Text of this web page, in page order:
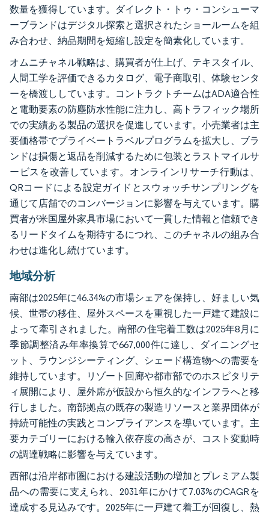
数量を獲得しています。ダイレクト・トゥ・コンシューマ
ーブランドはデジタル探索と選択されたショールームを組
み合わせ、納品期間を短縮し設定を簡素化しています。
オムニチャネル戦略は、購買者が仕上げ、テキスタイル、
人間工学を評価できるカタログ、電子商取引、体験センタ
ーを橋渡ししています。コントラクトチームはADA適合性
と電動要素の防塵防水性能に注力し、高トラフィック場所
での実績ある製品の選択を促進しています。小売業者は主
要価格帯でプライベートラベルプログラムを拡大し、ブラ
ンドは損傷と返品を削減するために包装とラストマイルサ
ービスを改善しています。オンラインリサーチ行動は、
QRコードによる設定ガイドとスウォッチサンプリングを
通じて店舗でのコンバージョンに影響を与えています。購
買者が米国屋外家具市場において一貫した情報と信頼でき
るリードタイムを期待するにつれ、このチャネルの組み合
わせは進化し続けています。
地域分析
南部は2025年に46.34%の市場シェアを保持し、好ましい気
候、世帯の移住、屋外スペースを重視した一戸建て建設に
よって牽引されました。南部の住宅着工数は2025年8月に
季節調整済み年率換算で667,000件に達し、ダイニングセ
ット、ラウンジシーティング、シェード構造物への需要を
維持しています。リゾート回廊や都市部でのホスピタリテ
ィ展開により、屋外席が仮設から恒久的なインフラへと移
行しました。南部拠点の既存の製造リソースと業界団体が
持続可能性の実践とコンプライアンスを導いています。主
要カテゴリーにおける輸入依存度の高さが、コスト変動時
の調達戦略に影響を与えています。
西部は沿岸都市圏における建設活動の増加とプレミアム製
品への需要に支えられ、2031年にかけて7.03%のCAGRを
達成する見込みです。2025年に一戸建て着工が回復し、熱